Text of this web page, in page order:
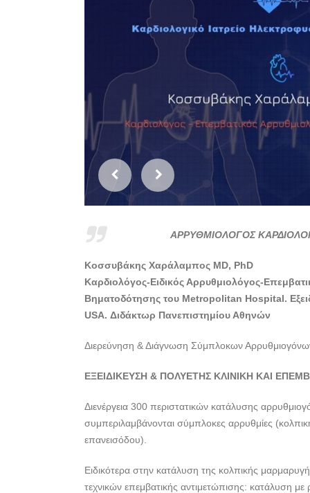
ΑΡΡΥΘΜΙΟΛΟΓΟΣ
Κοσσυβάκης Χαράλαμπος MD, PhD
Καρδιολόγος-Ειδικός Αρρυθμιολόγος-
Βηματοδότησης του Metropolitan Hospital.
USA. Διδάκτωρ Πανεπιστημίου Αθηνών
Διερεύνηση & Διάγνωση Σύμπλοκων
ΕΞΕΙΔΙΚΕΥΣΗ & ΠΟΛΥΕΤΗΣ ΚΛΙΝΙΚΗ ΚΑΙ
Διενέργεια 300 περιστατικών κατάλυσης
συμπεριλαμβάνονται σύμπλοκες αρρυθμίες
επανεισόδου).
Ειδικότερα στην κατάλυση της κολπικής
τεχνικών επεμβατικής αντιμετώπισης: κατάλυση